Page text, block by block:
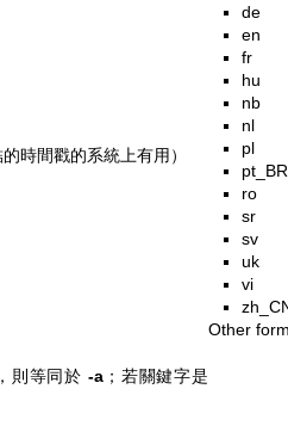
時間戳的系統上有用）
則等同於 -a；若關鍵字是
de
en
fr
hu
nb
nl
pl
pt_BR
ro
sr
sv
uk
vi
Other